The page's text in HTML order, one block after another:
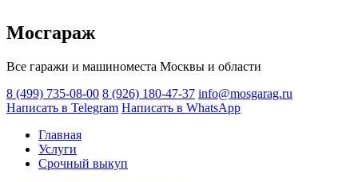
Мосгараж
Все гаражи и машиноместа Москвы и области
8 (499) 735-08-00 8 (926) 180-47-37 info@mosgarag.ru
Написать в Telegram Написать в WhatsApp
Главная
Услуги
Срочный выкуп